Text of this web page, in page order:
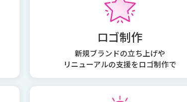
ロゴ制作
新規ブランドの立ち上げや
リニューアルの支援をロゴ制作で